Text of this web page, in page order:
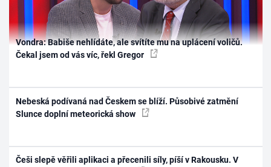
Vondra: Babiše nehlídáte, ale svítíte mu na uplácení voličů.
Čekal jsem od vás víc, řekl Gregor
Nebeská podívaná nad Českem se blíží. Působivé zatmění
Slunce doplní meteorická show
Češi slepě věřili aplikaci a přecenili síly, píší v Rakousku. V